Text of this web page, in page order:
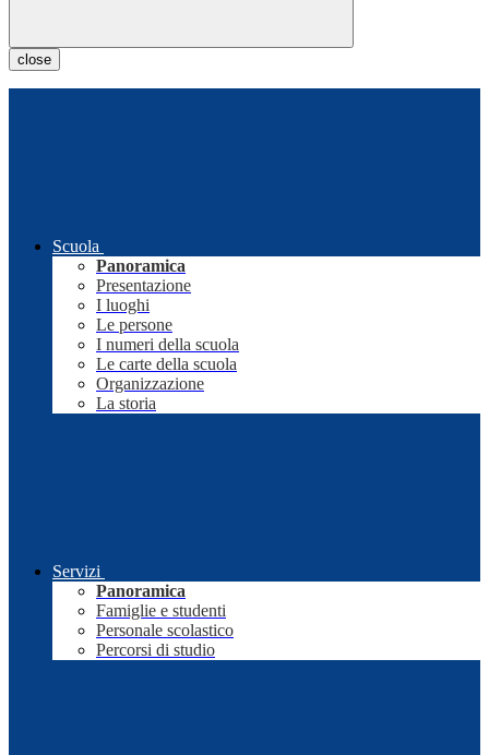
close
Scuola
Panoramica
Presentazione
I luoghi
Le persone
I numeri della scuola
Le carte della scuola
Organizzazione
La storia
Servizi
Panoramica
Famiglie e studenti
Personale scolastico
Percorsi di studio